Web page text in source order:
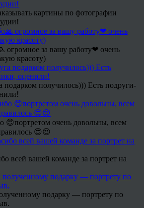
картины по фотографии
огромное за вашу работу❤ очень
красоту)
подарком получилось))) Есть подруги-
😍портретом очень довольны, всем
😍😍
всей вашей команде за портрет на
подарку — портрету по